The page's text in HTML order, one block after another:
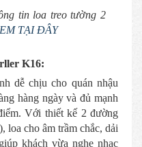
tin loa treo tường 2
TẠI ĐÂY
K16:
dễ chịu cho quán nhậu
hàng ngày và đủ mạnh
Với thiết kế 2 đường
loa cho âm trầm chắc, dải
khách vừa nghe nhạc